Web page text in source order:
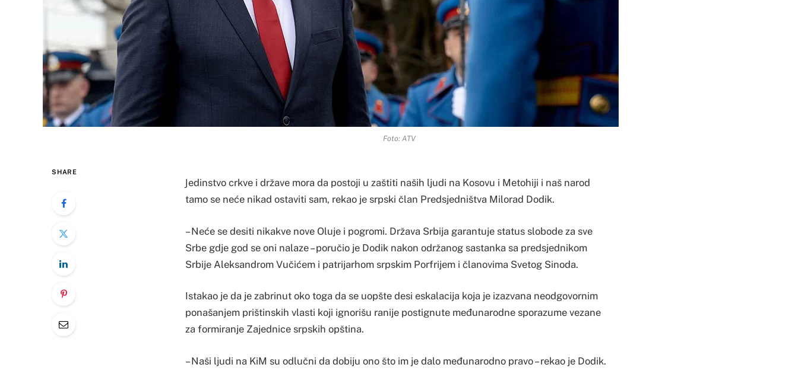
Foto: ATV
SHARE
Јedinstvo crkve i države mora da postoji u zaštiti naših ljudi na Kosovu i Metohiji i naš narod
tamo se neće nikad ostaviti sam, rekao je srpski član Predsjedništva Milorad Dodik.
– Neće se desiti nikakve nove Oluje i pogromi. Država Srbija garantuje status slobode za sve
Srbe gdje god se oni nalaze – poručio je Dodik nakon održanog sastanka sa predsjednikom
Srbije Aleksandrom Vučićem i patrijarhom srpskim Porfrijem i članovima Svetog Sinoda.
Istakao je da je zabrinut oko toga da se uopšte desi eskalacija koja je izazvana neodgovornim
ponašanjem prištinskih vlasti koji ignorišu ranije postignute međunarodne sporazume vezane
za formiranje Zajednice srpskih opština.
– Naši ljudi na KiM su odlučni da dobiju ono što im je dalo međunarodno pravo – rekao je Dodik.